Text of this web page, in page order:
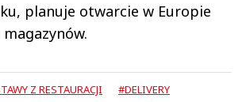
planuje otwarcie w Europie
Z RESTAURACJI
#DELIVERY